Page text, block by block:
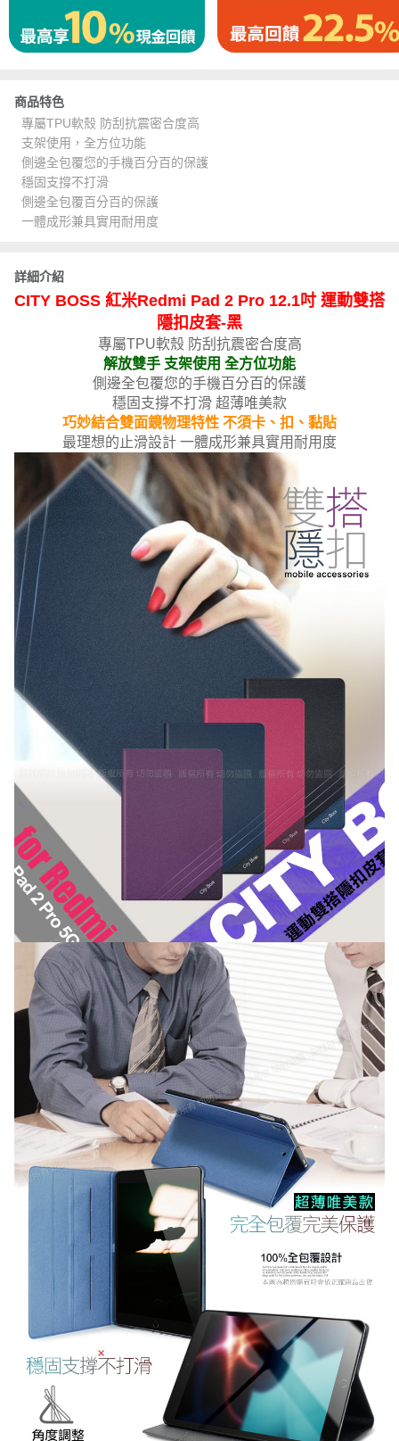
商品特色
專屬TPU軟殼 防刮抗震密合度高
支架使用，全方位功能
側邊全包覆您的手機百分百的保護
穩固支撐不打滑
側邊全包覆百分百的保護
一體成形兼具實用耐用度
詳細介紹
CITY BOSS 紅米Redmi Pad 2 Pro 12.1吋 運動雙搭
隱扣皮套-黑
專屬TPU軟殼 防刮抗震密合度高
解放雙手 支架使用 全方位功能
側邊全包覆您的手機百分百的保護
穩固支撐不打滑 超薄唯美款
巧妙結合雙面鏡物理特性 不須卡、扣、黏貼
最理想的止滑設計 一體成形兼具實用耐用度